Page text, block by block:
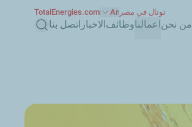
من نحناعمالناوظائفالاخبار اتصل بنابحث
توتال في مصر Ar
TotalEnergies.com